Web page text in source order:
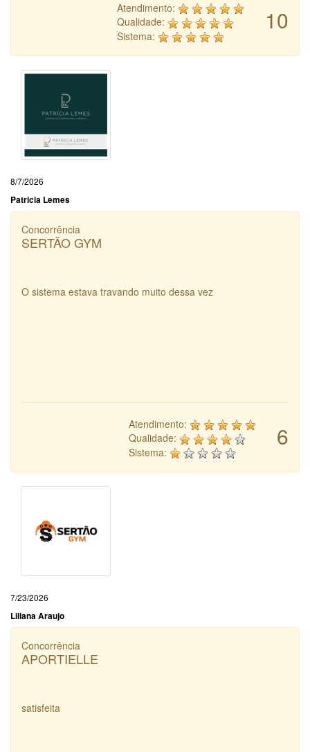
10
Atendimento:
Qualidade:
Sistema:
8/7/2026
Patricia Lemes
Concorrência
SERTÃO GYM
O sistema estava travando muito dessa vez
6
Atendimento:
Qualidade:
Sistema:
7/23/2026
Liliana Araujo
Concorrência
APORTIELLE
satisfeita